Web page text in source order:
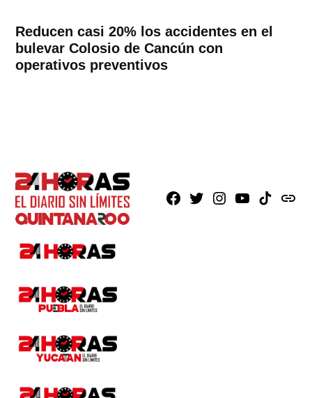
Reducen casi 20% los accidentes en el
bulevar Colosio de Cancún con
operativos preventivos
Facebook
X Instagram
YoutubeTikTokissuu